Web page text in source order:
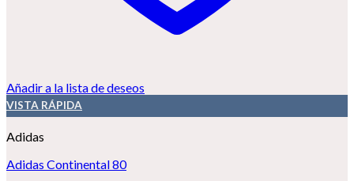
Añadir a la lista de deseos
VISTA RÁPIDA
Adidas
Adidas Continental 80